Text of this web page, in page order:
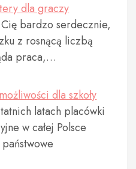
dla graczy
bardzo serdecznie,
z rosnącą liczbą
praca,…
dla szkoły
latach placówki
w całej Polsce